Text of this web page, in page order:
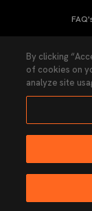
Ley
Ninguna parte de esta
By clicking
of cookies on
analyze site